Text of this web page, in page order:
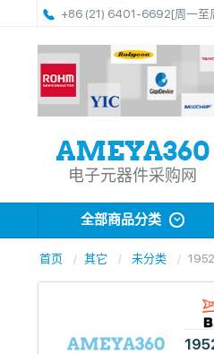
+86 (21) 6401-6692[周一
电子元器件采购网
全部商品分类
首页 其它 未分类